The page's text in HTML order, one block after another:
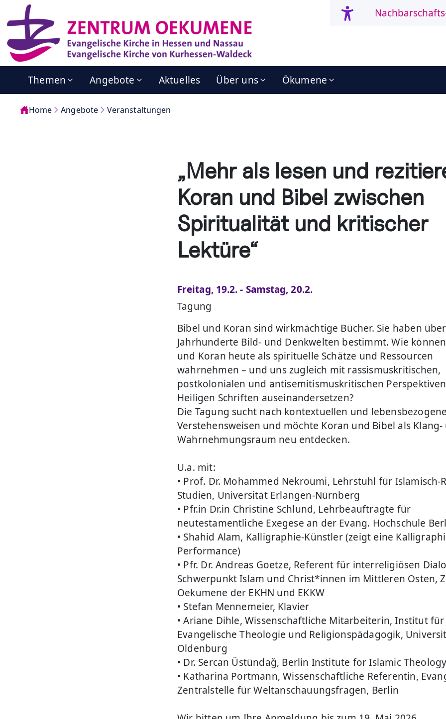
Themen Angebote Aktuelles Über uns Ökumene
Home Angebote Veranstaltungen
„Mehr als lesen und
Koran und Bibel zwischen
Spiritualität und kritischer
Lektüre“
Freitag, 19.2. - Samstag, 20.2.
Tagung
Bibel und Koran sind wirkmächtige Bücher. Sie haben über
Jahrhunderte Bild- und Denkwelten bestimmt. Wie
und Koran heute als spirituelle Schätze und Ressourcen
wahrnehmen – und uns zugleich mit rassismuskritischen,
postkolonialen und antisemitismuskritischen
Heiligen Schriften auseinandersetzen?
Die Tagung sucht nach kontextuellen und
Verstehensweisen und möchte Koran und Bibel als Klang-
Wahrnehmungsraum neu entdecken.
U.a. mit:
• Prof. Dr. Mohammed Nekroumi, Lehrstuhl für Islamisch-
Studien, Universität Erlangen-Nürnberg
• Pfr.in Dr.in Christine Schlund, Lehrbeauftragte für
neutestamentliche Exegese an der Evang. Hochschule
• Shahid Alam, Kalligraphie-Künstler (zeigt eine
Performance)
• Pfr. Dr. Andreas Goetze, Referent für interreligiösen
Schwerpunkt Islam und Christ*innen im Mittleren Osten,
Oekumene der EKHN und EKKW
• Stefan Mennemeier, Klavier
• Ariane Dihle, Wissenschaftliche Mitarbeiterin, Institut für
Evangelische Theologie und Religionspädagogik,
Oldenburg
• Dr. Sercan Üstündağ, Berlin Institute for Islamic
• Katharina Portmann, Wissenschaftliche Referentin,
Zentralstelle für Weltanschauungsfragen, Berlin